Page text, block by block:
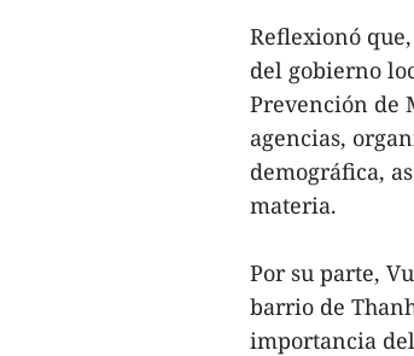
Reflexionó
del gobierno
Prevención de
agencias,
demográfica,
materia.
Por su parte,
barrio de
importancia